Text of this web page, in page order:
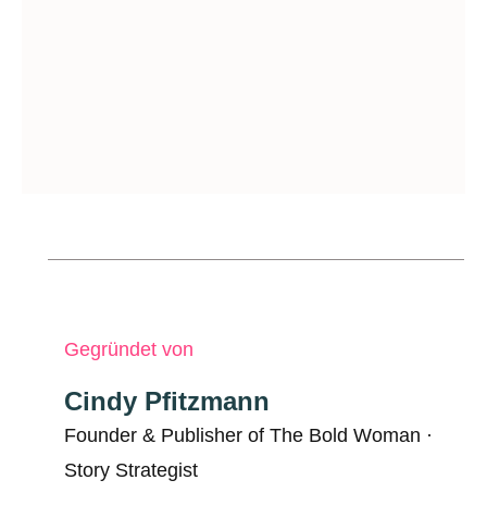
Gegründet von
Cindy Pfitzmann
Founder & Publisher of The Bold Woman ·
Story Strategist